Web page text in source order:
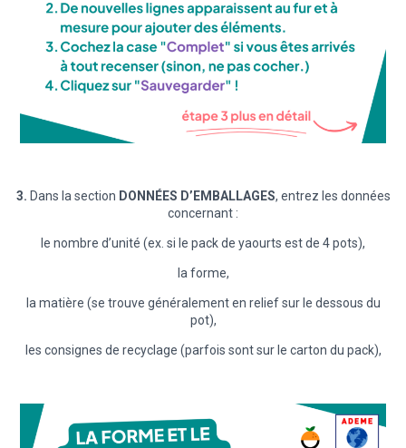
3. Dans la section DONNÉES D’EMBALLAGES, entrez les données
concernant :
le nombre d’unité (ex. si le pack de yaourts est de 4 pots),
la forme,
la matière (se trouve généralement en relief sur le dessous du
pot),
les consignes de recyclage (parfois sont sur le carton du pack),